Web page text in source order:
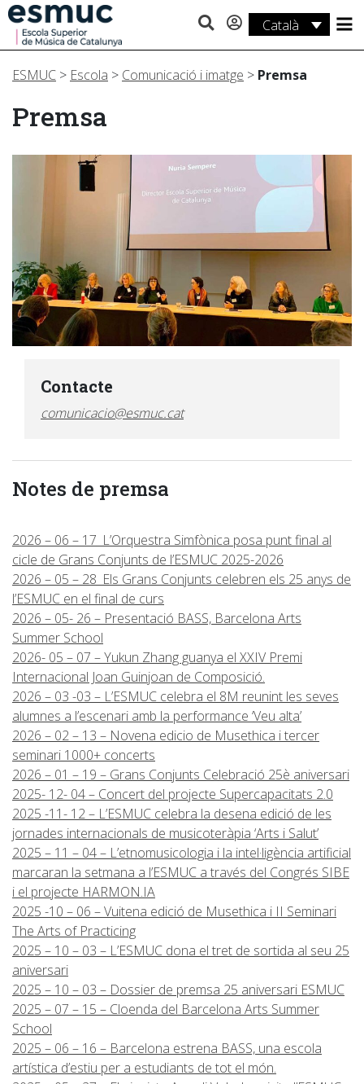
Català
Estudis
Recerca
Serveis
Activitats
ESMUC > Escola > Comunicació i imatge > Premsa
Premsa
Contacte
comunicacio@esmuc.cat
Notes de premsa
2026 – 06 – 17_L’Orquestra Simfònica posa punt final al
cicle de Grans Conjunts de l’ESMUC 2025-2026
2026 – 05 – 28_Els Grans Conjunts celebren els 25 anys de
l’ESMUC en el final de curs
2026 – 05- 26 – Presentació BASS, Barcelona Arts
Summer School
2026- 05 – 07 – Yukun Zhang guanya el XXIV Premi
Internacional Joan Guinjoan de Composició.
2026 – 03 -03 – L’ESMUC celebra el 8M reunint les seves
alumnes a l’escenari amb la performance ‘Veu alta’
2026 – 02 – 13 – Novena edicio de Musethica i tercer
seminari 1000+ concerts
2026 – 01 – 19 – Grans Conjunts Celebració 25è aniversari
2025- 12- 04 – Concert del projecte Supercapacitats 2.0
2025 -11- 12 – L’ESMUC celebra la desena edició de les
jornades internacionals de musicoteràpia ‘Arts i Salut’
2025 – 11 – 04 – L’etnomusicologia i la intel·ligència artificial
marcaran la setmana a l’ESMUC a través del Congrés SIBE
i el projecte HARMON.IA
2025 -10 – 06 – Vuitena edició de Musethica i II Seminari
The Arts of Practicing
2025 – 10 – 03 – L’ESMUC dona el tret de sortida al seu 25
aniversari
2025 – 10 – 03 – Dossier de premsa 25 aniversari ESMUC
2025 – 07 – 15 – Cloenda del Barcelona Arts Summer
School
2025 – 06 – 16 – Barcelona estrena BASS, una escola
artística d’estiu per a estudiants de tot el món.